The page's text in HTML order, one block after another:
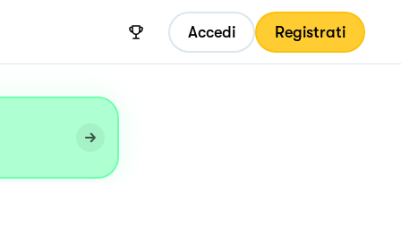
Accedi Registrati